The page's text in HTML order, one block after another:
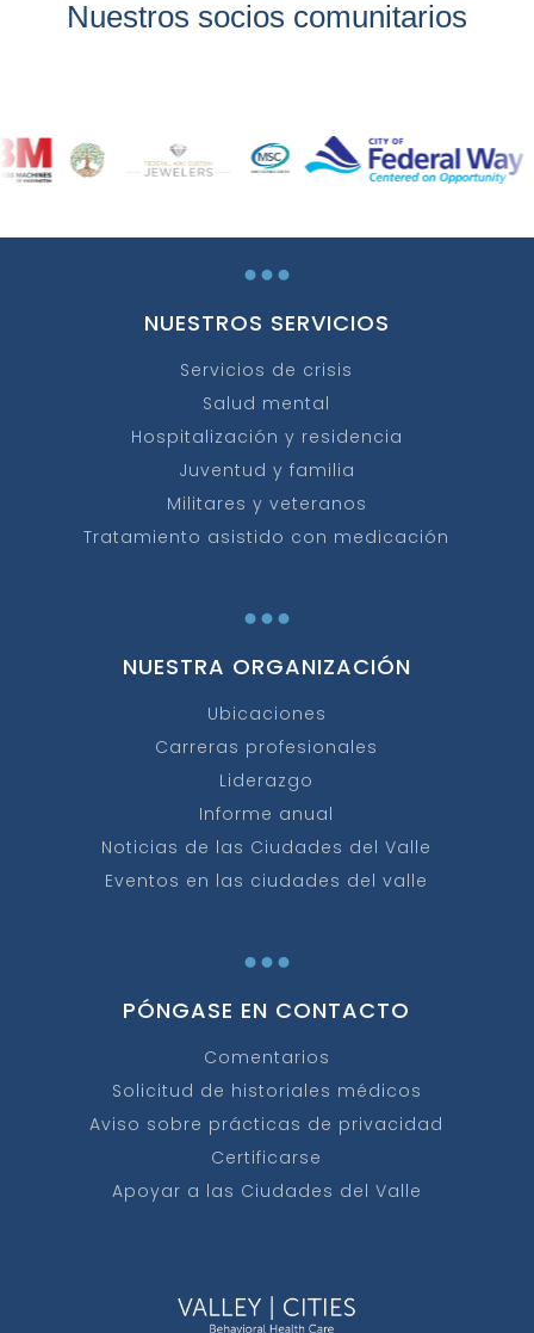
Nuestros socios comunitarios
...
NUESTROS SERVICIOS
Servicios de crisis
Salud mental
Hospitalización y residencia
Juventud y familia
Militares y veteranos
Tratamiento asistido con medicación
...
NUESTRA ORGANIZACIÓN
Ubicaciones
Carreras profesionales
Liderazgo
Informe anual
Noticias de las Ciudades del Valle
Eventos en las ciudades del valle
...
PÓNGASE EN CONTACTO
Comentarios
Solicitud de historiales médicos
Aviso sobre prácticas de privacidad
Certificarse
Apoyar a las Ciudades del Valle